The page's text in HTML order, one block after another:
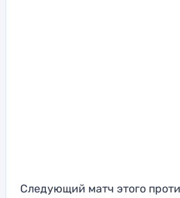
Следующий матч этого